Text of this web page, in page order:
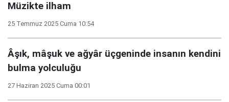
Müzikte ilham
25 Temmuz 2025 Cuma 10:54
Âşık, mâşuk ve ağyâr üçgeninde insanın kendini
bulma yolculuğu
27 Haziran 2025 Cuma 00:01